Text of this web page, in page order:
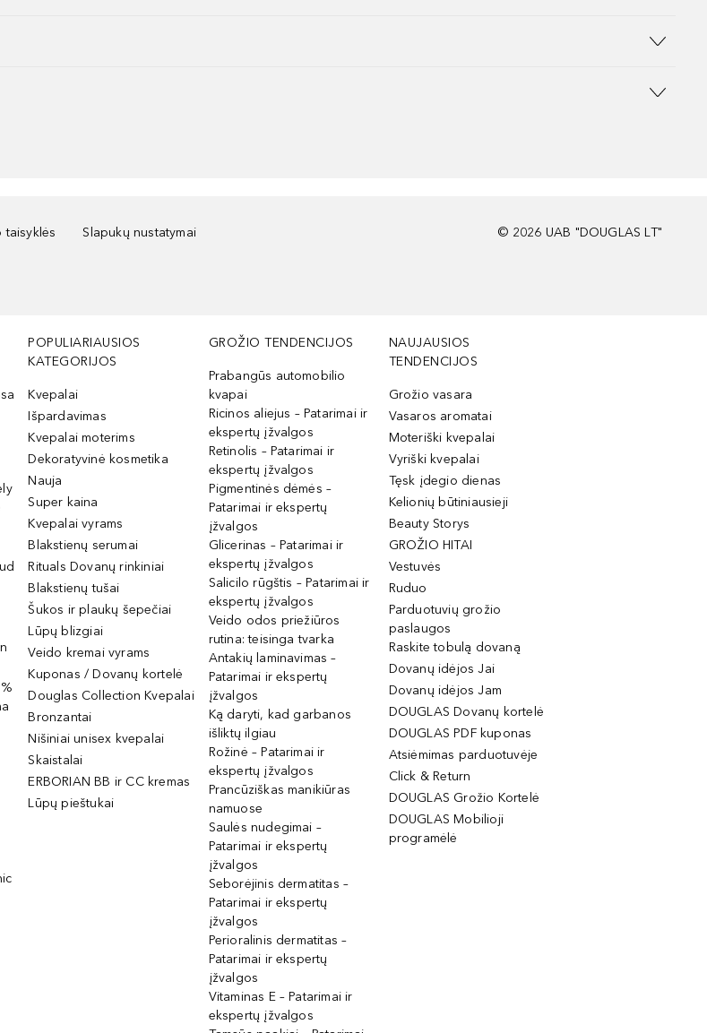
taisyklės Slapukų nustatymai © 2026 UAB "DOUGLAS LT"
POPULIARIAUSIOS
KATEGORIJOS
Kvepalai
Išpardavimas
Kvepalai moterims
Dekoratyvinė kosmetika
Nauja
Super kaina
Kvepalai vyrams
Blakstienų serumai
Rituals Dovanų rinkiniai
Blakstienų tušai
Šukos ir plaukų šepečiai
Lūpų blizgiai
Veido kremai vyrams
Kuponas / Dovanų kortelė
Douglas Collection Kvepalai
Bronzantai
Nišiniai unisex kvepalai
Skaistalai
ERBORIAN BB ir CC kremas
Lūpų pieštukai
GROŽIO TENDENCIJOS
Prabangūs automobilio
kvapai
Ricinos aliejus – Patarimai ir
ekspertų įžvalgos
Retinolis – Patarimai ir
ekspertų įžvalgos
Pigmentinės dėmės –
Patarimai ir ekspertų
įžvalgos
Glicerinas – Patarimai ir
ekspertų įžvalgos
Salicilo rūgštis – Patarimai ir
ekspertų įžvalgos
Veido odos priežiūros
rutina: teisinga tvarka
Antakių laminavimas –
Patarimai ir ekspertų
įžvalgos
Ką daryti, kad garbanos
išliktų ilgiau
Rožinė – Patarimai ir
ekspertų įžvalgos
Prancūziškas manikiūras
namuose
Saulės nudegimai –
Patarimai ir ekspertų
įžvalgos
Seborėjinis dermatitas –
Patarimai ir ekspertų
įžvalgos
Perioralinis dermatitas –
Patarimai ir ekspertų
įžvalgos
Vitaminas E – Patarimai ir
ekspertų įžvalgos
NAUJAUSIOS
TENDENCIJOS
Grožio vasara
Vasaros aromatai
Moteriški kvepalai
Vyriški kvepalai
Tęsk įdegio dienas
Kelionių būtiniausieji
Beauty Storys
GROŽIO HITAI
Vestuvės
Ruduo
Parduotuvių grožio
paslaugos
Raskite tobulą dovaną
Dovanų idėjos Jai
Dovanų idėjos Jam
DOUGLAS Dovanų kortelė
DOUGLAS PDF kuponas
Atsiėmimas parduotuvėje
Click & Return
DOUGLAS Grožio Kortelė
DOUGLAS Mobilioji
programėlė